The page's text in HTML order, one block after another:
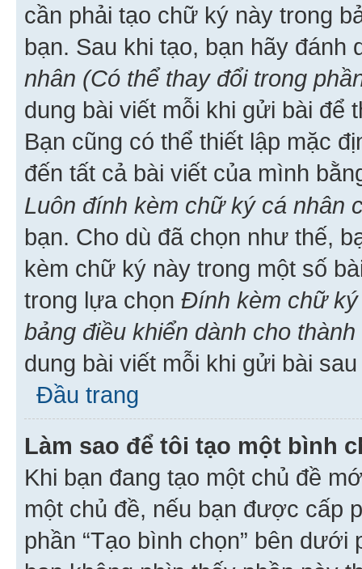
cần phải tạo chữ ký này trong
bạn. Sau khi tạo, bạn hãy
nhân (Có thể thay đổi trong
dung bài viết mỗi khi gửi bài để
Bạn cũng có thể thiết lập mặc
đến tất cả bài viết của mình
Luôn đính kèm chữ ký cá nhân
bạn. Cho dù đã chọn như thế,
kèm chữ ký này trong một số
trong lựa chọn Đính kèm chữ
bảng điều khiển dành cho
dung bài viết mỗi khi gửi bài sau
Đầu trang
Làm sao để tôi tạo một bình
Khi bạn đang tạo một chủ đề
một chủ đề, nếu bạn được cấp
phần “Tạo bình chọn” bên